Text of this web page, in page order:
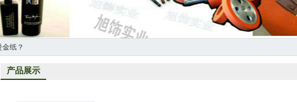
纸？
限公司成为韩国ITW烫金纸华东区代理商
日本东洋烫金纸TORAY烫金纸华东区总代理
限公司成为德国库尔兹烫金纸一级代理商
产品展示